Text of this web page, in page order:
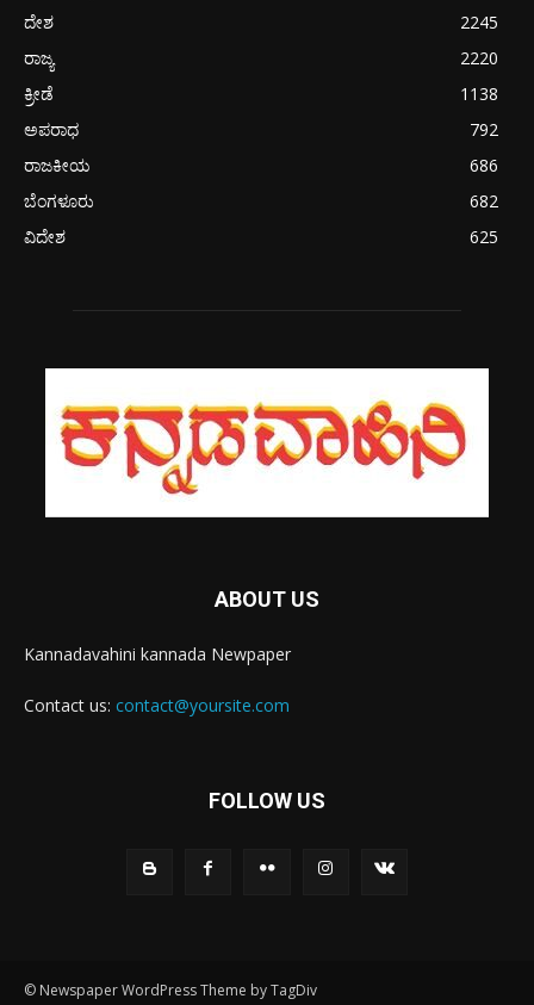
ದೇಶ
2245
ರಾಜ್ಯ
2220
ಕ್ರೀಡೆ
1138
ಅಪರಾಧ
792
ರಾಜಕೀಯ
686
ಬೆಂಗಳೂರು
682
ವಿದೇಶ
625
ABOUT US
Kannadavahini kannada Newpaper
Contact us: contact@yoursite.com
FOLLOW US
© Newspaper WordPress Theme by TagDiv